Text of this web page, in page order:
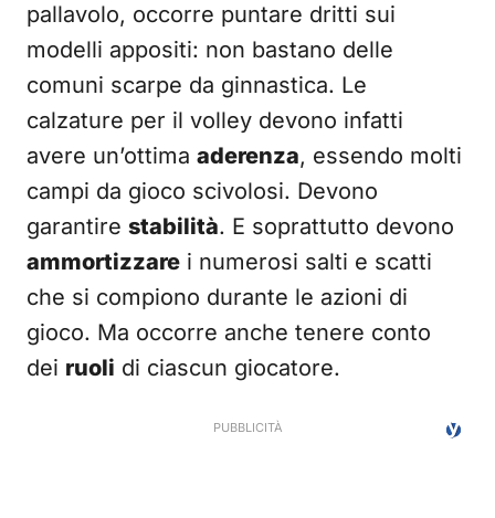
pallavolo, occorre puntare dritti sui
modelli appositi: non bastano delle
comuni scarpe da ginnastica. Le
calzature per il volley devono infatti
avere un’ottima aderenza, essendo molti
campi da gioco scivolosi. Devono
garantire stabilità. E soprattutto devono
ammortizzare i numerosi salti e scatti
che si compiono durante le azioni di
gioco. Ma occorre anche tenere conto
dei ruoli di ciascun giocatore.